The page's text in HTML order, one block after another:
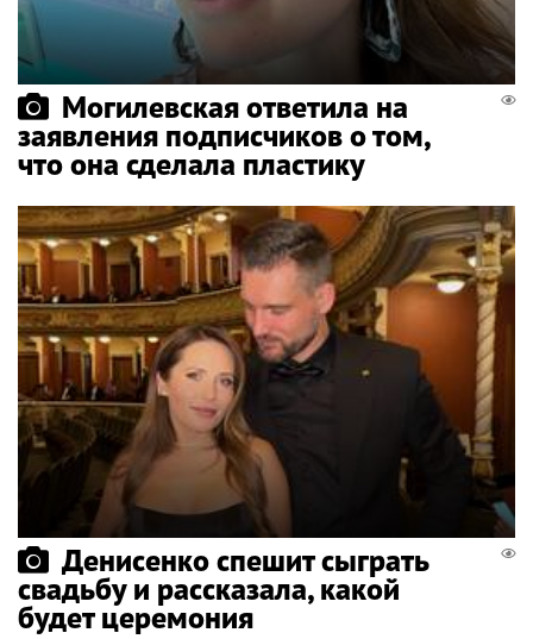
Могилевская ответила на
заявления подписчиков о том,
что она сделала пластику
Денисенко спешит сыграть
свадьбу и рассказала, какой
будет церемония